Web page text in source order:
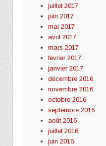
juillet 2017
juin 2017
mai 2017
avril 2017
mars 2017
février 2017
janvier 2017
décembre 2016
novembre 2016
octobre 2016
septembre 2016
août 2016
juillet 2016
juin 2016